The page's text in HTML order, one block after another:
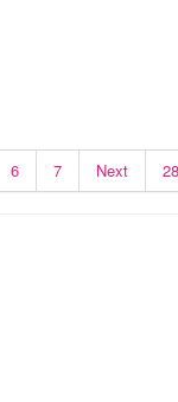
6 7 Next 28